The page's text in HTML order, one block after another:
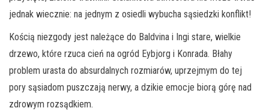
jednak wiecznie: na jednym z osiedli wybucha sąsiedzki konflikt!
Kością niezgody jest należące do Baldvina i Ingi stare, wielkie
drzewo, które rzuca cień na ogród Eybjorg i Konrada. Błahy
problem urasta do absurdalnych rozmiarów, uprzejmym do tej
pory sąsiadom puszczają nerwy, a dzikie emocje biorą górę nad
zdrowym rozsądkiem.